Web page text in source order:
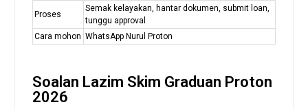
Proses
Semak kelayakan, hantar dokumen, submit loan,
tunggu approval
Cara mohon WhatsApp Nurul Proton
Soalan Lazim Skim Graduan Proton
2026